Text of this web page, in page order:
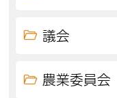
議会
農業委員会